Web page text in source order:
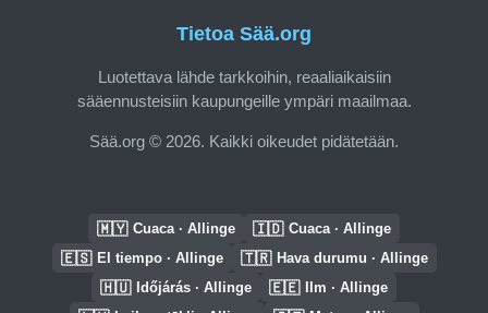
Tietoa Sää.org
Luotettava lähde tarkkoihin, reaaliaikaisiin
sääennusteisiin kaupungeille ympäri maailmaa.
Sää.org © 2026. Kaikki oikeudet pidätetään.
🇲🇾 Cuaca · Allinge 🇮🇩 Cuaca · Allinge
🇪🇸 El tiempo · Allinge 🇹🇷 Hava durumu · Allinge
🇭🇺 Időjárás · Allinge 🇪🇪 Ilm · Allinge